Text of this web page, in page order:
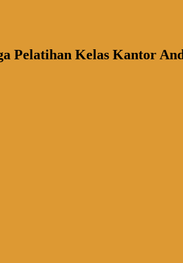
Pelatihan Kelas Kantor